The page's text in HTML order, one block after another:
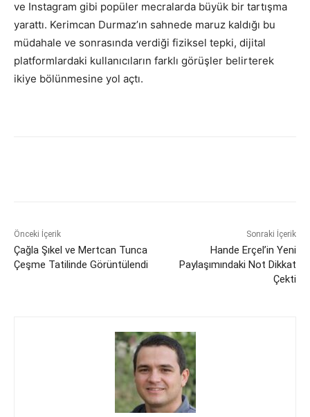
ve Instagram gibi popüler mecralarda büyük bir tartışma
yarattı. Kerimcan Durmaz’ın sahnede maruz kaldığı bu
müdahale ve sonrasında verdiği fiziksel tepki, dijital
platformlardaki kullanıcıların farklı görüşler belirterek
ikiye bölünmesine yol açtı.
Önceki İçerik
Çağla Şıkel ve Mertcan Tunca
Çeşme Tatilinde Görüntülendi
Sonraki İçerik
Hande Erçel’in Yeni
Paylaşımındaki Not Dikkat
Çekti